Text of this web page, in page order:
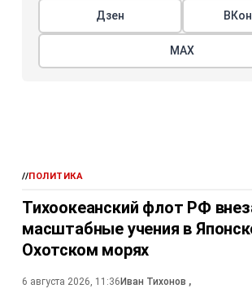
Дзен
МАХ
//ПОЛИТИКА
Тихоокеанский флот РФ
масштабные учения в
Охотском морях
6 августа 2026, 11:36 Иван Тихонов ,